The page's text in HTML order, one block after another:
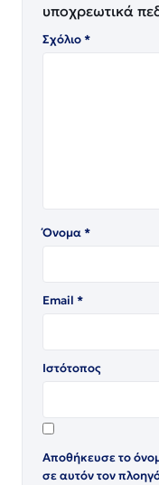
υποχρεωτικά
Σχόλιο*
Όνομα*
Email *
Ιστότοπος
Αποθήκευσε το
σε αυτόν τον